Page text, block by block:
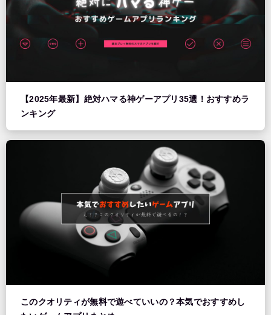
【2025年最新】絶対ハマる神ゲーアプリ35選！おすすめラ
ンキング
このクオリティが無料で遊べていいの？本気でおすすめし